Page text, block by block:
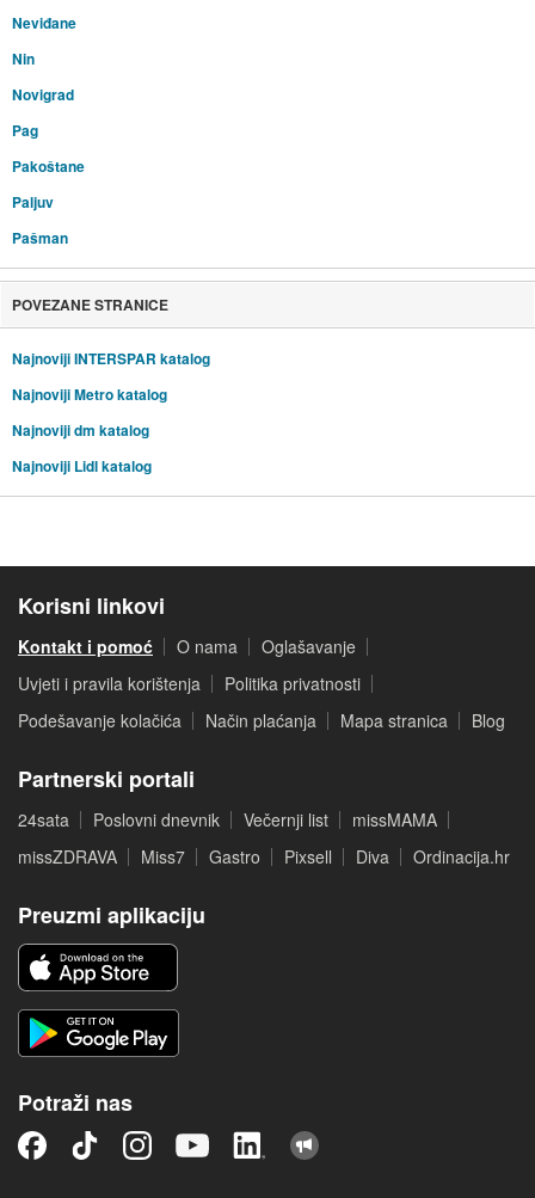
Neviđane
Nin
Novigrad
Pag
Pakoštane
Paljuv
Pašman
POVEZANE STRANICE
Najnoviji INTERSPAR katalog
Najnoviji Metro katalog
Najnoviji dm katalog
Najnoviji Lidl katalog
Korisni linkovi
Kontakt i pomoć O nama
Oglašavanje
Uvjeti i pravila korištenja
Politika privatnosti
Podešavanje kolačića
Način plaćanja Mapa stranica Blog
Partnerski portali
24sata Poslovni dnevnik Večernji list
missMAMA
missZDRAVA
Miss7 Gastro Pixsell Diva Ordinacija.hr
Preuzmi aplikaciju
Potraži nas